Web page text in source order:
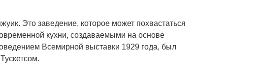
Это заведение, которое может похвастаться
кухни, создаваемыми на основе
Всемирной выставки 1929 года, был